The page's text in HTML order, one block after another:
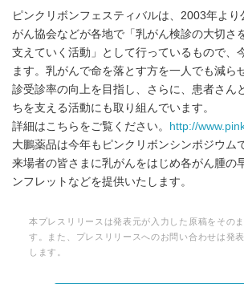
ピンクリボンフェスティバルは、2003年よ
がん協会などが各地で「乳がん検診の大切さ
支えていく活動」として行っているもので、
ます。乳がんで命を落とす方を一人でも減ら
診受診率の向上を目指し、さらに、患者さん
ちを支える活動にも取り組んでいます。
詳細はこちらをご覧ください。
http://
大鵬薬品は今年もピンクリボンシンポジウム
来場者の皆さまに乳がんをはじめ各がん腫の
ンフレットなどを提供いたします。
本プレスリリースは発表元が入力した原稿をその
す。また、プレスリリースへのお問い合わせは発
します。